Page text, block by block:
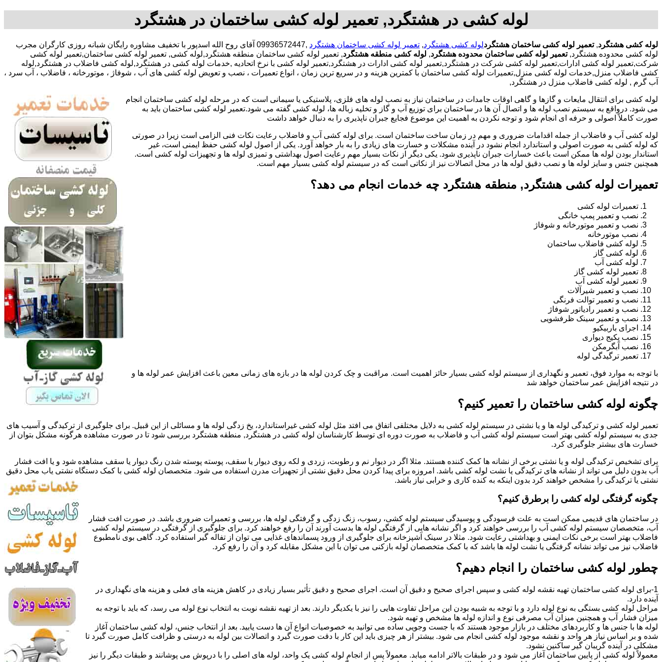
لوله کشی در هشتگرد, تعمیر لوله کشی ساختمان در هشتگرد
لوله کشی هشتگرد,تعمیر لوله کشی ساختمان هشتگردلوله کشی هشتگرد, تعمیر لوله کشی ساختمان هشتگرد
,09936572447 آقای روح الله اسدپور با تخفیف مشاوره رایگان شبانه روزی کارگران مجرب
لوله کشی محدوده هشتگرد,تعمیر لوله کشی ساختمان محدوده هشتگرد, لوله کشی منطقه هشتگرد, تعمیر لوله کشی ساختمان منطقه هشتگرد,لوله کشی, تعمیر لوله کشی ساختمان,تعمیر لوله کشی
شرکت,تعمیر لوله کشی ادارات,تعمیر لوله کشی شرکت در هشتگرد,تعمیر لوله کشی ادارات در هشتگرد,تعمیر لوله کشی با نرخ اتحادیه ,خدمات لوله کشی در هشتگرد,لوله کشی فاضلاب در هشتگرد,لوله
کشی فاضلاب منزل,خدمات لوله کشی منزل,تعمیرات لوله کشی ساختمان با کمترین هزینه و در سریع ترین زمان ، انواع تعمیرات ، نصب و تعویض لوله کشی های آب ، شوفاژ ، موتورخانه ، فاضلاب ، آب سرد ،
آب گرم , لوله کشی فاضلاب منزل در هشتگرد,
لوله کشی برای انتقال مایعات و گازها و گاهی اوقات جامدات در ساختمان نیاز به نصب لوله های فلزی، پلاستیکی یا سیمانی است که در مرحله لوله کشی ساختمان انجام
می شود. درواقع به سیستم نصب لوله ها و اتصال آن ها در ساختمان برای توزیع آب و گاز و تخلیه زباله ها، لوله کشی گفته می شود.تعمیر لوله کشی ساختمان باید به
صورت کاملاً اصولی و حرفه ای انجام شود و توجه نکردن به اهمیت این موضوع فجایع جبران ناپذیری را به دنبال خواهد داشت
لوله کشی آب و فاضلاب از جمله اقدامات ضروری و مهم در زمان ساخت ساختمان است. برای لوله کشی آب و فاضلاب رعایت نکات فنی الزامی است زیرا در صورتی
که لوله کشی به صورت اصولی و استاندارد انجام نشود در آینده مشکلات و خسارت های زیادی را به بار خواهد آورد. یکی از اصول لوله کشی حفظ ایمنی است، غیر
استاندار بودن لوله ها ممکن است باعث خسارات جبران ناپذیری شود. یکی دیگر از نکات بسیار مهم رعایت اصول بهداشتی و تمیزی لوله ها و تجهیزات لوله کشی است.
همچنین جنس و سایز لوله ها و نصب دقیق لوله ها در محل اتصالات نیز از نکاتی است که در سیستم لوله کشی بسیار مهم است.
تعمیرات لوله کشی هشتگرد, منطقه هشتگرد چه خدمات انجام می دهد؟
تعمیرات لوله کشی
نصب و تعمیر پمپ خانگی
نصب و تعمیر موتورخانه و شوفاژ
نصب موتورخانه
لوله کشی فاضلاب ساختمان
لوله کشی گاز
لوله کشی آب
تعمیر لوله کشی گاز
تعمیر لوله کشی آب
نصب و تعمیر شیرآلات
نصب و تعمیر توالت فرنگی
نصب و تعمیر رادیاتور شوفاژ
نصب و تعمیر سینک ظرفشویی
اجرای باربیکیو
نصب پکیج دیواری
نصب آبگرمکن
تعمیر ترگیدگی لوله
با توجه به موارد فوق، تعمیر و نگهداری از سیستم لوله کشی بسیار حائز اهمیت است. مراقبت و چک کردن لوله ها در بازه های زمانی معین باعث افزایش عمر لوله ها و
در نتیجه افزایش عمر ساختمان خواهد شد
چگونه لوله کشی ساختمان را تعمیر کنیم؟
تعمیر لوله کشی و ترکیدگی لوله ها و یا نشتی در سیستم لوله کشی به دلایل مختلفی اتفاق می افتد مثل لوله کشی غیراستاندارد، یخ زدگی لوله ها و مسائلی از این قبیل. برای جلوگیری از ترکیدگی و آسیب های
جدی به سیستم لوله کشی بهتر است سیستم لوله کشی آب و فاضلاب به صورت دوره ای توسط کارشناسان لوله کشی در هشتگرد, منطقه هشتگرد بررسی شود تا در صورت مشاهده هرگونه مشکل بتوان از
خسارت های بیشتر جلوگیری کرد.
برای تشخیص ترکیدگی لوله و یا نشتی برخی از نشانه ها کمک کننده هستند. مثلا اگر در دیوار نم و رطوبت، زردی و لکه روی دیوار یا سقف، پوسته پوسته شدن رنگ دیوار یا سقف مشاهده شود و یا افت فشار
آب بدون دلیل می تواند از نشانه های ترکیدگی یا نشت لوله کشی باشد. امروزه برای پیدا کردن محل دقیق نشتی از تجهیزات مدرن استفاده می شود. متخصصان لوله کشی با کمک دستگاه نشتی یاب محل دقیق
نشتی یا ترکیدگی را مشخص خواهند کرد بدون اینکه به کنده کاری و خرابی نیاز باشد.
چگونه گرفتگی لوله کشی را برطرق کنیم؟
در ساختمان های قدیمی ممکن است به علت فرسودگی و پوسیدگی سیستم لوله کشی، رسوب، زنگ زدگی و گرفتگی لوله ها، بررسی و تعمیرات ضروری باشد. در صورت افت فشار
آب، متخصصان سیستم لوله کشی آب را بررسی خواهند کرد و اگر نشانه هایی از گرفتگی لوله ها بدست آورند آن را رفع خواهند کرد. برای جلوگیری از گرفتگی در سیستم لوله کشی
فاضلاب بهتر است برخی نکات ایمنی و بهداشتی رعایت شود. مثلا در سینک آشپزخانه برای جلوگیری از ورود پسماندهای غذایی می توان از تفاله گیر استفاده کرد. گاهی بوی نامطبوع
فاضلاب نیز می تواند نشانه گرفتگی یا نشت لوله ها باشد که با کمک متخصصان لوله بازکنی می توان با این مشکل مقابله کرد و آن را رفع کرد.
چطور لوله کشی ساختمان را انجام دهیم؟
1-برای لوله کشی ساختمان تهیه نقشه لوله کشی و سپس اجرای صحیح و دقیق آن است. اجرای صحیح و دقیق تأثیر بسیار زیادی در کاهش هزینه های فعلی و هزینه های نگهداری در
آینده دارد.
مراحل لوله کشی بستگی به نوع لوله دارد و با توجه به شبیه بودن این مراحل تفاوت هایی را نیز با یکدیگر دارند. بعد از تهیه نقشه نوبت به انتخاب نوع لوله می رسد، که باید با توجه به
میزان فشار آب و همچنین میزان آب مصرفی نوع و اندازه لوله ها مشخص و تهیه شود.
لوله ها با جنس ها و کاربردهای مختلف در بازار موجود هستند که با جست وجویی ساده می توانید به خصوصیات انواع آن ها دست یابید. بعد از انتخاب جنس، لوله کشی ساختمان آغاز
شده و بر اساس نیاز هر واحد و نقشه موجود لوله کشی انجام می شود. بیشتر از هر چیزی باید این کار با دقت صورت گیرد و اتصالات بین لوله به درستی و ظرافت کامل صورت گیرد تا
مشکلی در آینده گریبان گیر ساکنین نشود.
معمولاً لوله کشی از پایین ساختمان آغاز می شود و در طبقات بالاتر ادامه میابد. معمولاً پس از انجام لوله کشی یک واحد، لوله های اصلی را با درپوش می پوشانند و طبقات دیگر را نیز